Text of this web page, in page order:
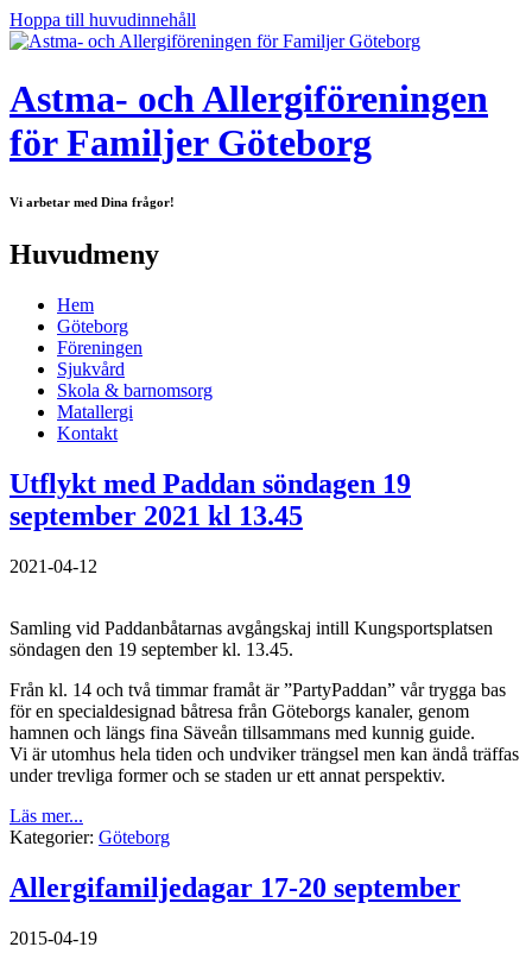
Hoppa till huvudinnehåll
Astma- och Allergiföreningen
för Familjer Göteborg
Vi arbetar med Dina frågor!
Huvudmeny
Hem
Göteborg
Föreningen
Sjukvård
Skola & barnomsorg
Matallergi
Kontakt
Utflykt med Paddan söndagen 19
september 2021 kl 13.45
2021-04-12
Samling vid Paddanbåtarnas avgångskaj intill Kungsportsplatsen
söndagen den 19 september kl. 13.45.
Från kl. 14 och två timmar framåt är ”PartyPaddan” vår trygga bas
för en specialdesignad båtresa från Göteborgs kanaler, genom
hamnen och längs fina Säveån tillsammans med kunnig guide.
Vi är utomhus hela tiden och undviker trängsel men kan ändå träffas
under trevliga former och se staden ur ett annat perspektiv.
Läs mer...
Kategorier: Göteborg
Allergifamiljedagar 17-20 september
2015-04-19